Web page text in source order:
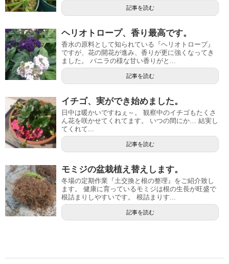
記事を読む
ヘリオトロープ、香り最高です。
香水の原料として知られている『ヘリオトロープ』
ですが、花の開花が進み、香りが更に強くなってき
ました。 バニラの様な甘い香りがと...
記事を読む
イチゴ、実ができ始めました。
日中は暖かいですねぇ～。 観察中のイチゴもたくさ
ん花を咲かせてくれてます。 いつの間にか… 結実し
てくれて...
記事を読む
モミジの盆栽植え替えします。
冬場の定期作業『土交換と根の整理』をご紹介致し
ます。 健康に育っているモミジは根の生長が旺盛で
根詰まりしやすいです。 根詰まりす...
記事を読む